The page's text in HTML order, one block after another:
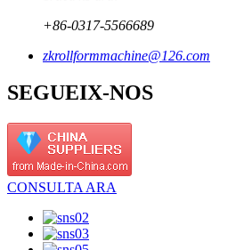
+86-0317-5566689
zkrollformmachine@126.com
SEGUEIX-NOS
CONSULTA ARA